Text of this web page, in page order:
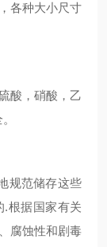
各种大小尺寸
酸，硝酸，乙
规范储存这些
.根据国家有关
腐蚀性和剧毒